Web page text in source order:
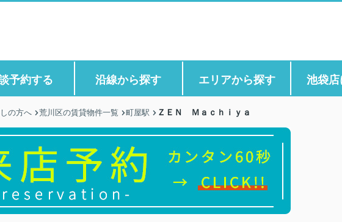
予約する 沿線から探す エリアから探す 池袋
の方へ 荒川区の賃貸物件一覧 町屋駅 ＺＥＮ Ｍａｃｈｉｙａ